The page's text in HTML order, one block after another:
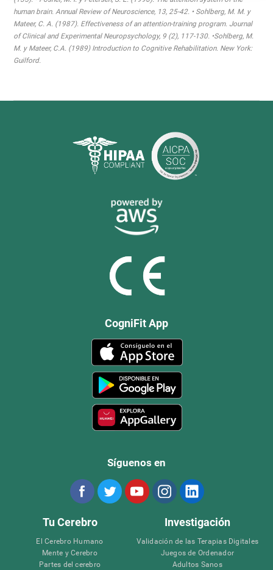
human brain. Annual Review of Neuroscience, 13, 25-42. • Sohlberg, M. M. y
Mateer, C. A. (1987). Effectiveness of an attention-training program. Journal
of Clinical and Experimental Neuropsychology, 9 (2), 117-130. •Sohlberg, M.
M. y Mateer, C.A. (1989) Introduction to Cognitive Rehabilitation. New York:
Guilford.
CogniFit App
Síguenos en
Tu Cerebro
El Cerebro Humano
Mente y Cerebro
Partes del cerebro
Investigación
Validación de las Terapias Digitales
Juegos de Ordenador
Adultos Sanos